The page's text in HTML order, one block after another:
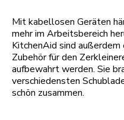
Mit kabellosen Geräten
mehr im Arbeitsbereich
KitchenAid sind außerdem
Zubehör für den
aufbewahrt werden. Sie
verschiedensten
schön zusammen.